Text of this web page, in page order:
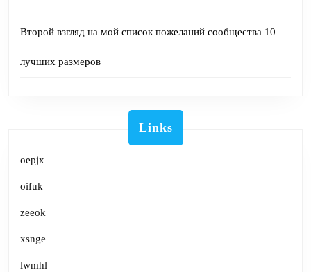
Второй взгляд на мой список пожеланий сообщества 10
лучших размеров
Links
oepjx
oifuk
zeeok
xsnge
lwmhl